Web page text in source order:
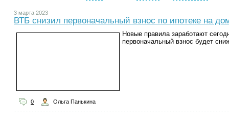
3 марта 2023
ВТБ снизил первоначальный взнос по ипотеке на
Новые правила заработают
первоначальный взнос будет
0 Ольга Панькина